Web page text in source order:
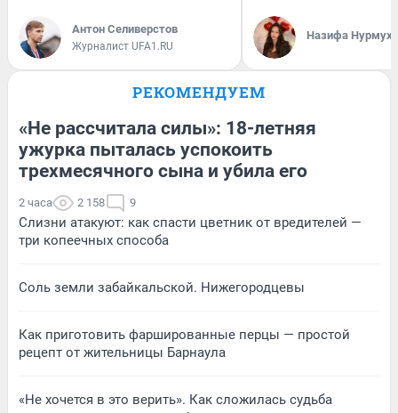
Антон Селиверстов
Журналист UFA1.RU
Назифа
РЕКОМЕНДУЕМ
«Не рассчитала силы»: 18-летняя
ужурка пыталась успокоить
трехмесячного сына и убила его
2 часа 2 158 9
Слизни атакуют: как спасти цветник от вредителей —
три копеечных способа
Соль земли забайкальской. Нижегородцевы
Как приготовить фаршированные перцы — простой
рецепт от жительницы Барнаула
«Не хочется в это верить». Как сложилась судьба